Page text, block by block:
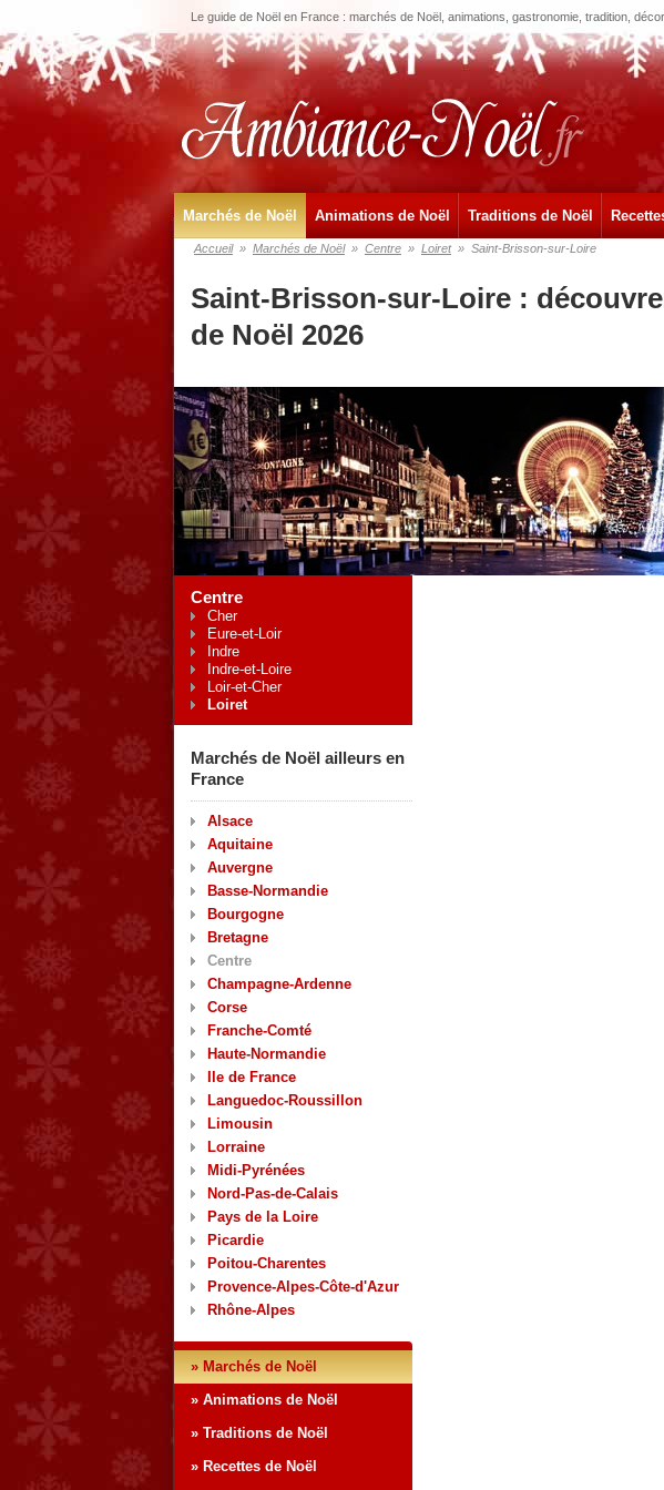
Le guide de Noël en France : marchés de Noël, animations, gastronomie, tradition,
Marchés de Noël Animations de Noël Traditions de Noël
Accueil » Marchés de Noël » Centre » Loiret » Saint-Brisson-sur-Loire
Saint-Brisson-sur-Loire :
de Noël 2026
Centre
Cher
Eure-et-Loir
Indre
Indre-et-Loire
Loir-et-Cher
Loiret
Marchés de Noël ailleurs en
France
Alsace
Aquitaine
Auvergne
Basse-Normandie
Bourgogne
Bretagne
Centre
Champagne-Ardenne
Corse
Franche-Comté
Haute-Normandie
Ile de France
Languedoc-Roussillon
Limousin
Lorraine
Midi-Pyrénées
Nord-Pas-de-Calais
Pays de la Loire
Picardie
Poitou-Charentes
Provence-Alpes-Côte-d'Azur
Rhône-Alpes
» Marchés de Noël
» Animations de Noël
» Traditions de Noël
» Recettes de Noël